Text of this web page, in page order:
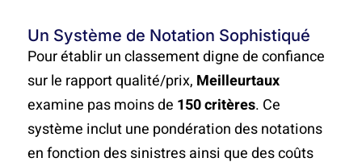
Un Système de Notation Sophistiqué
Pour établir un classement digne de confiance
sur le rapport qualité/prix, Meilleurtaux
examine pas moins de 150 critères. Ce
système inclut une pondération des notations
en fonction des sinistres ainsi que des coûts